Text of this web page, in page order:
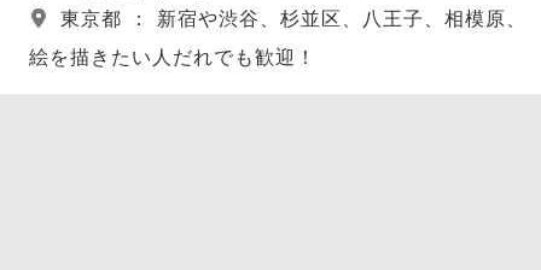
東京都 ： 新宿や渋谷、杉並区、八王子、相模原、
絵を描きたい人だれでも歓迎！